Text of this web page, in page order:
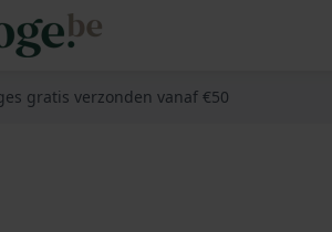
gratis verzonden vanaf €50